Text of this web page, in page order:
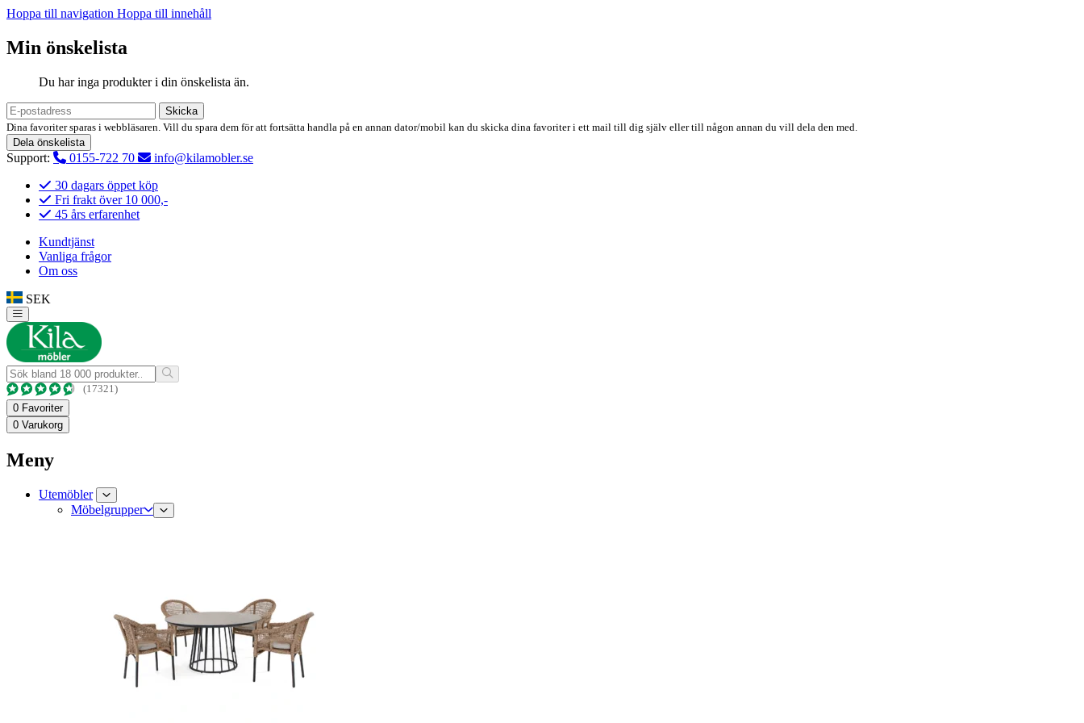
Hoppa till navigation Hoppa till innehåll
Min önskelista
Du har inga produkter i din önskelista än.
Skicka
Dina favoriter sparas i webbläsaren. Vill du spara dem för att fortsätta handla på en annan dator/mobil kan du skicka dina favoriter i ett mail till dig själv eller till någon annan du vill dela den med.
Dela önskelista
Support: 0155-722 70
info@kilamobler.se
30 dagars öppet köp
Fri frakt över 10 000,-
45 års erfarenhet
Kundtjänst
Vanliga frågor
Om oss
SEK
(17321)
0 Favoriter
0 Varukorg
Meny
Utemöbler
Möbelgrupper